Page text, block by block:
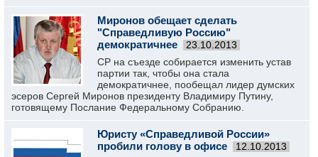
Миронов обещает сделать
"Справедливую Россию"
демократичнее
23.10.2013
СР на съезде собирается изменить устав
партии так, чтобы она стала
демократичнее, пообещал лидер думских
эсеров Сергей Миронов президенту Владимиру Путину,
готовящему Послание Федеральному Собранию.
Юристу «Справедливой России»
пробили голову в офисе
12.10.2013